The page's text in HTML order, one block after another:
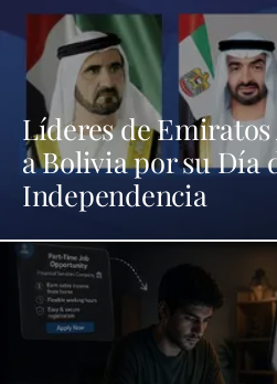
Líderes de
a Bolivia por su Día
Independencia